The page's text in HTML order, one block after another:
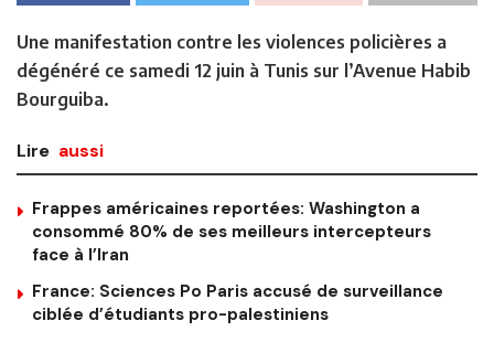
Une manifestation contre les violences policières a
dégénéré ce samedi 12 juin à Tunis sur l’Avenue Habib
Bourguiba.
Lire aussi
Frappes américaines reportées: Washington a
consommé 80% de ses meilleurs intercepteurs
face à l’Iran
France: Sciences Po Paris accusé de surveillance
ciblée d’étudiants pro-palestiniens